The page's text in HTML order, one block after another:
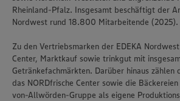
Rheinland-Pfalz. Insgesamt beschäftigt der
Nordwest rund 18.800 Mitarbeitende (2025).
Zu den Vertriebsmarken der EDEKA
Center, Marktkauf sowie trinkgut mit
Getränkefachmärkten. Darüber hinaus zählen
das NORDfrische Center sowie die
von-Allwörden-Gruppe als eigene